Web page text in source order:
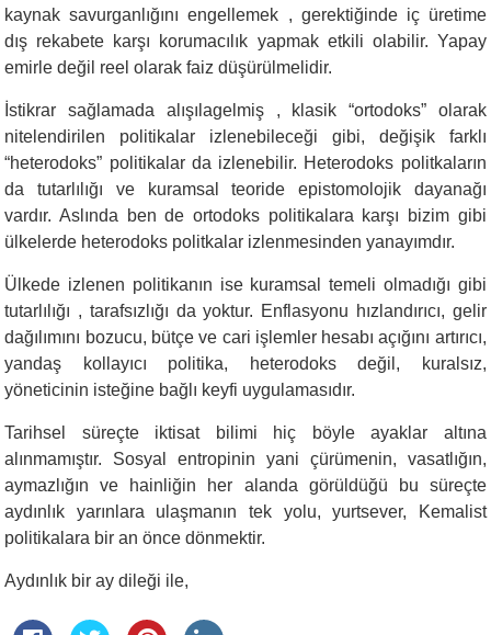
kaynak savurganlığını engellemek , gerektiğinde iç üretime
dış rekabete karşı korumacılık yapmak etkili olabilir. Yapay
emirle değil reel olarak faiz düşürülmelidir.
İstikrar sağlamada alışılagelmiş , klasik “ortodoks” olarak
nitelendirilen politikalar izlenebileceği gibi, değişik farklı
“heterodoks” politikalar da izlenebilir. Heterodoks politkaların
da tutarlılığı ve kuramsal teoride epistomolojik dayanağı
vardır. Aslında ben de ortodoks politikalara karşı bizim gibi
ülkelerde heterodoks politkalar izlenmesinden yanayımdır.
Ülkede izlenen politikanın ise kuramsal temeli olmadığı gibi
tutarlılığı , tarafsızlığı da yoktur. Enflasyonu hızlandırıcı, gelir
dağılımını bozucu, bütçe ve cari işlemler hesabı açığını artırıcı,
yandaş kollayıcı politika, heterodoks değil, kuralsız,
yöneticinin isteğine bağlı keyfi uygulamasıdır.
Tarihsel süreçte iktisat bilimi hiç böyle ayaklar altına
alınmamıştır. Sosyal entropinin yani çürümenin, vasatlığın,
aymazlığın ve hainliğin her alanda görüldüğü bu süreçte
aydınlık yarınlara ulaşmanın tek yolu, yurtsever, Kemalist
politikalara bir an önce dönmektir.
Aydınlık bir ay dileği ile,